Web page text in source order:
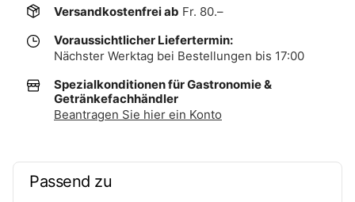
Versandkostenfrei ab Fr. 80.–
Voraussichtlicher Liefertermin:
Nächster Werktag bei Bestellungen bis 17:00
Spezialkonditionen für Gastronomie &
Getränkefachhändler
Beantragen Sie hier ein Konto
Passend zu